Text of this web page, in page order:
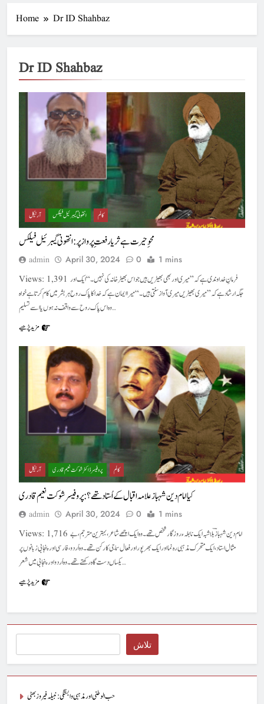
Home Dr ID Shahbaz
Dr ID Shahbaz
آرٹیکل انتھونی گیبرئیل فیلکس کالم
محوِحیرت ہے ثریا رفعتِ پرواز پر : انتھونی گیبرئیل فیلکس
admin April 30, 2024 0 1 mins
Views: 1,391 فرمانِ خداوندی ہے کہ ”میری اور بھی بھیڑیں ہیں جو اس بھیڑ خانہ کی نہیں۔“ ایک اور
جگہ ارشاد ہے کہ ”میری بھیڑیں میری آواز سنتی ہیں۔“ میرا ایمان ہے کہ خدا کا پاک روح ہر بشر میں کام کرتا ہے خواہ
وہ اس پاک روح سے واقف نہ ہوں یا اسے تسلیم…
مزید پڑھیے
آرٹیکل پروفیسر ڈاکٹر شوکت نعیم قادری کالم
کیا امام دین شہباز علامہ اقبال کے اُستاد تھے؟ : پروفیسر شوکت نعیم قادری
admin April 30, 2024 0 1 mins
Views: 1,716 امام دین شہبازؔ بلا شبہ ایک نابغہ ء روز گار شخص تھے۔ وہ ایک اچھے شاعر، بہترین مترجم، بے
مثال استاد، ایک متحرک مذہبی رہ نما اور ایک بھر پور اور فعال سماجی کارکن تھے۔ وہ اُردو، فارسی اور پنجابی زبانوں پر
یکساں دست گاہ رکھتے تھے۔ وہ اُردو اور پنجابی میں شعر…
مزید پڑھیے
تلاش
حب الوطنی اور مذہبی وابستگی : نبیلہ فیروز بھٹی